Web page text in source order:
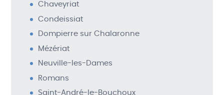
Chaveyriat
Condeissiat
Dompierre sur Chalaronne
Mézériat
Neuville-les-Dames
Romans
Saint-André-le-Bouchoux